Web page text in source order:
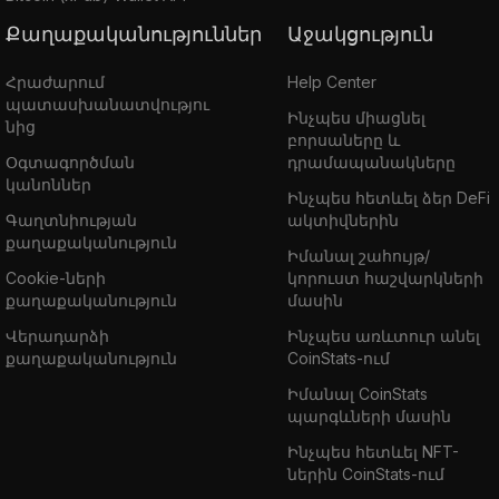
Քաղաքականություններ
Հրաժարում
պատասխանատվությու
նից
Օգտագործման
կանոններ
Գաղտնիության
քաղաքականություն
Cookie-ների
քաղաքականություն
Վերադարձի
քաղաքականություն
Աջակցություն
Help Center
Ինչպես միացնել
բորսաները և
դրամապանակները
Ինչպես հետևել ձեր DeFi
ակտիվներին
Իմանալ շահույթ/
կորուստ հաշվարկների
մասին
Ինչպես առևտուր անել
CoinStats-ում
Իմանալ CoinStats
պարգևների մասին
Ինչպես հետևել NFT-
ներին CoinStats-ում